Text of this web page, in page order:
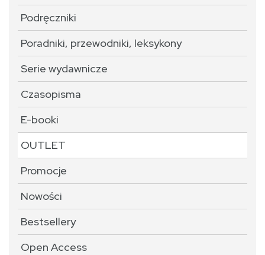
Podręczniki
Poradniki, przewodniki, leksykony
Serie wydawnicze
Czasopisma
E-booki
OUTLET
Promocje
Nowości
Bestsellery
Open Access